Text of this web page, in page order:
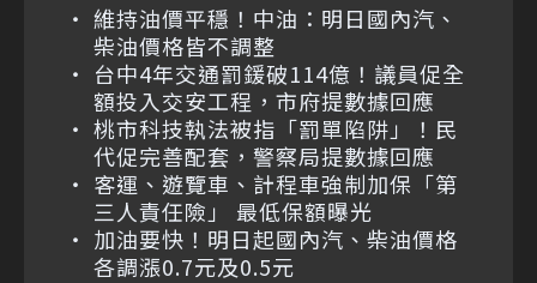
維持油價平穩！中油：明日國內汽、
柴油價格皆不調整
台中4年交通罰鍰破114億！議員促全
額投入交安工程，市府提數據回應
桃市科技執法被指「罰單陷阱」！民
代促完善配套，警察局提數據回應
客運、遊覽車、計程車強制加保「第
三人責任險」 最低保額曝光
加油要快！明日起國內汽、柴油價格
各調漲0.7元及0.5元